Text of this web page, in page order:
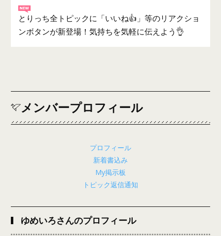
とりっち全トピックに「いいね👍」等のリアクショ
ンボタンが新登場！気持ちを気軽に伝えよう👌
メンバープロフィール
プロフィール
新着書込み
My掲示板
トピック返信通知
ゆめいろさんのプロフィール